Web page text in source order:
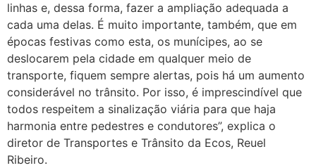
linhas e, dessa forma, fazer a ampliação adequada a
cada uma delas. É muito importante, também, que em
épocas festivas como esta, os munícipes, ao se
deslocarem pela cidade em qualquer meio de
transporte, fiquem sempre alertas, pois há um aumento
considerável no trânsito. Por isso, é imprescindível que
todos respeitem a sinalização viária para que haja
harmonia entre pedestres e condutores”, explica o
diretor de Transportes e Trânsito da Ecos, Reuel
Ribeiro.